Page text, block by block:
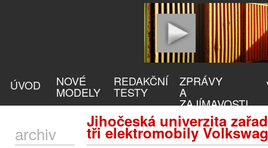
ÚVOD NOVÉ
MODELY
REDAKČNÍ
TESTY
ZPRÁVY
A
ZAJÍMAVOSTI
Jihočeská univerzita
tři elektromobily
archiv